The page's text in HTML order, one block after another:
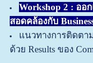
Workshop 2 : ออ
สอดคล้องกับ
แนวทางการติดตา
ด้วย Results ของ